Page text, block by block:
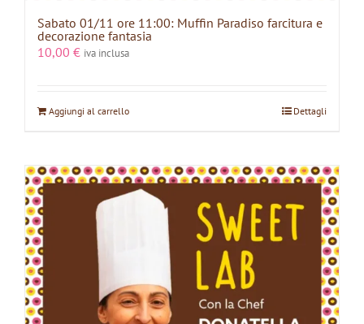
Sabato 01/11 ore 11:00: Muffin Paradiso farcitura e
decorazione fantasia
10,00 € iva inclusa
Aggiungi al carrello Dettagli